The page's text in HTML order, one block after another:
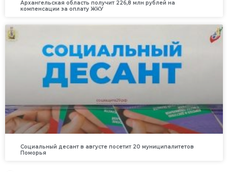
Архангельская область получит 226,8 млн рублей на
компенсации за оплату ЖКУ
Социальный десант в августе посетит 20 муниципалитетов
Поморья